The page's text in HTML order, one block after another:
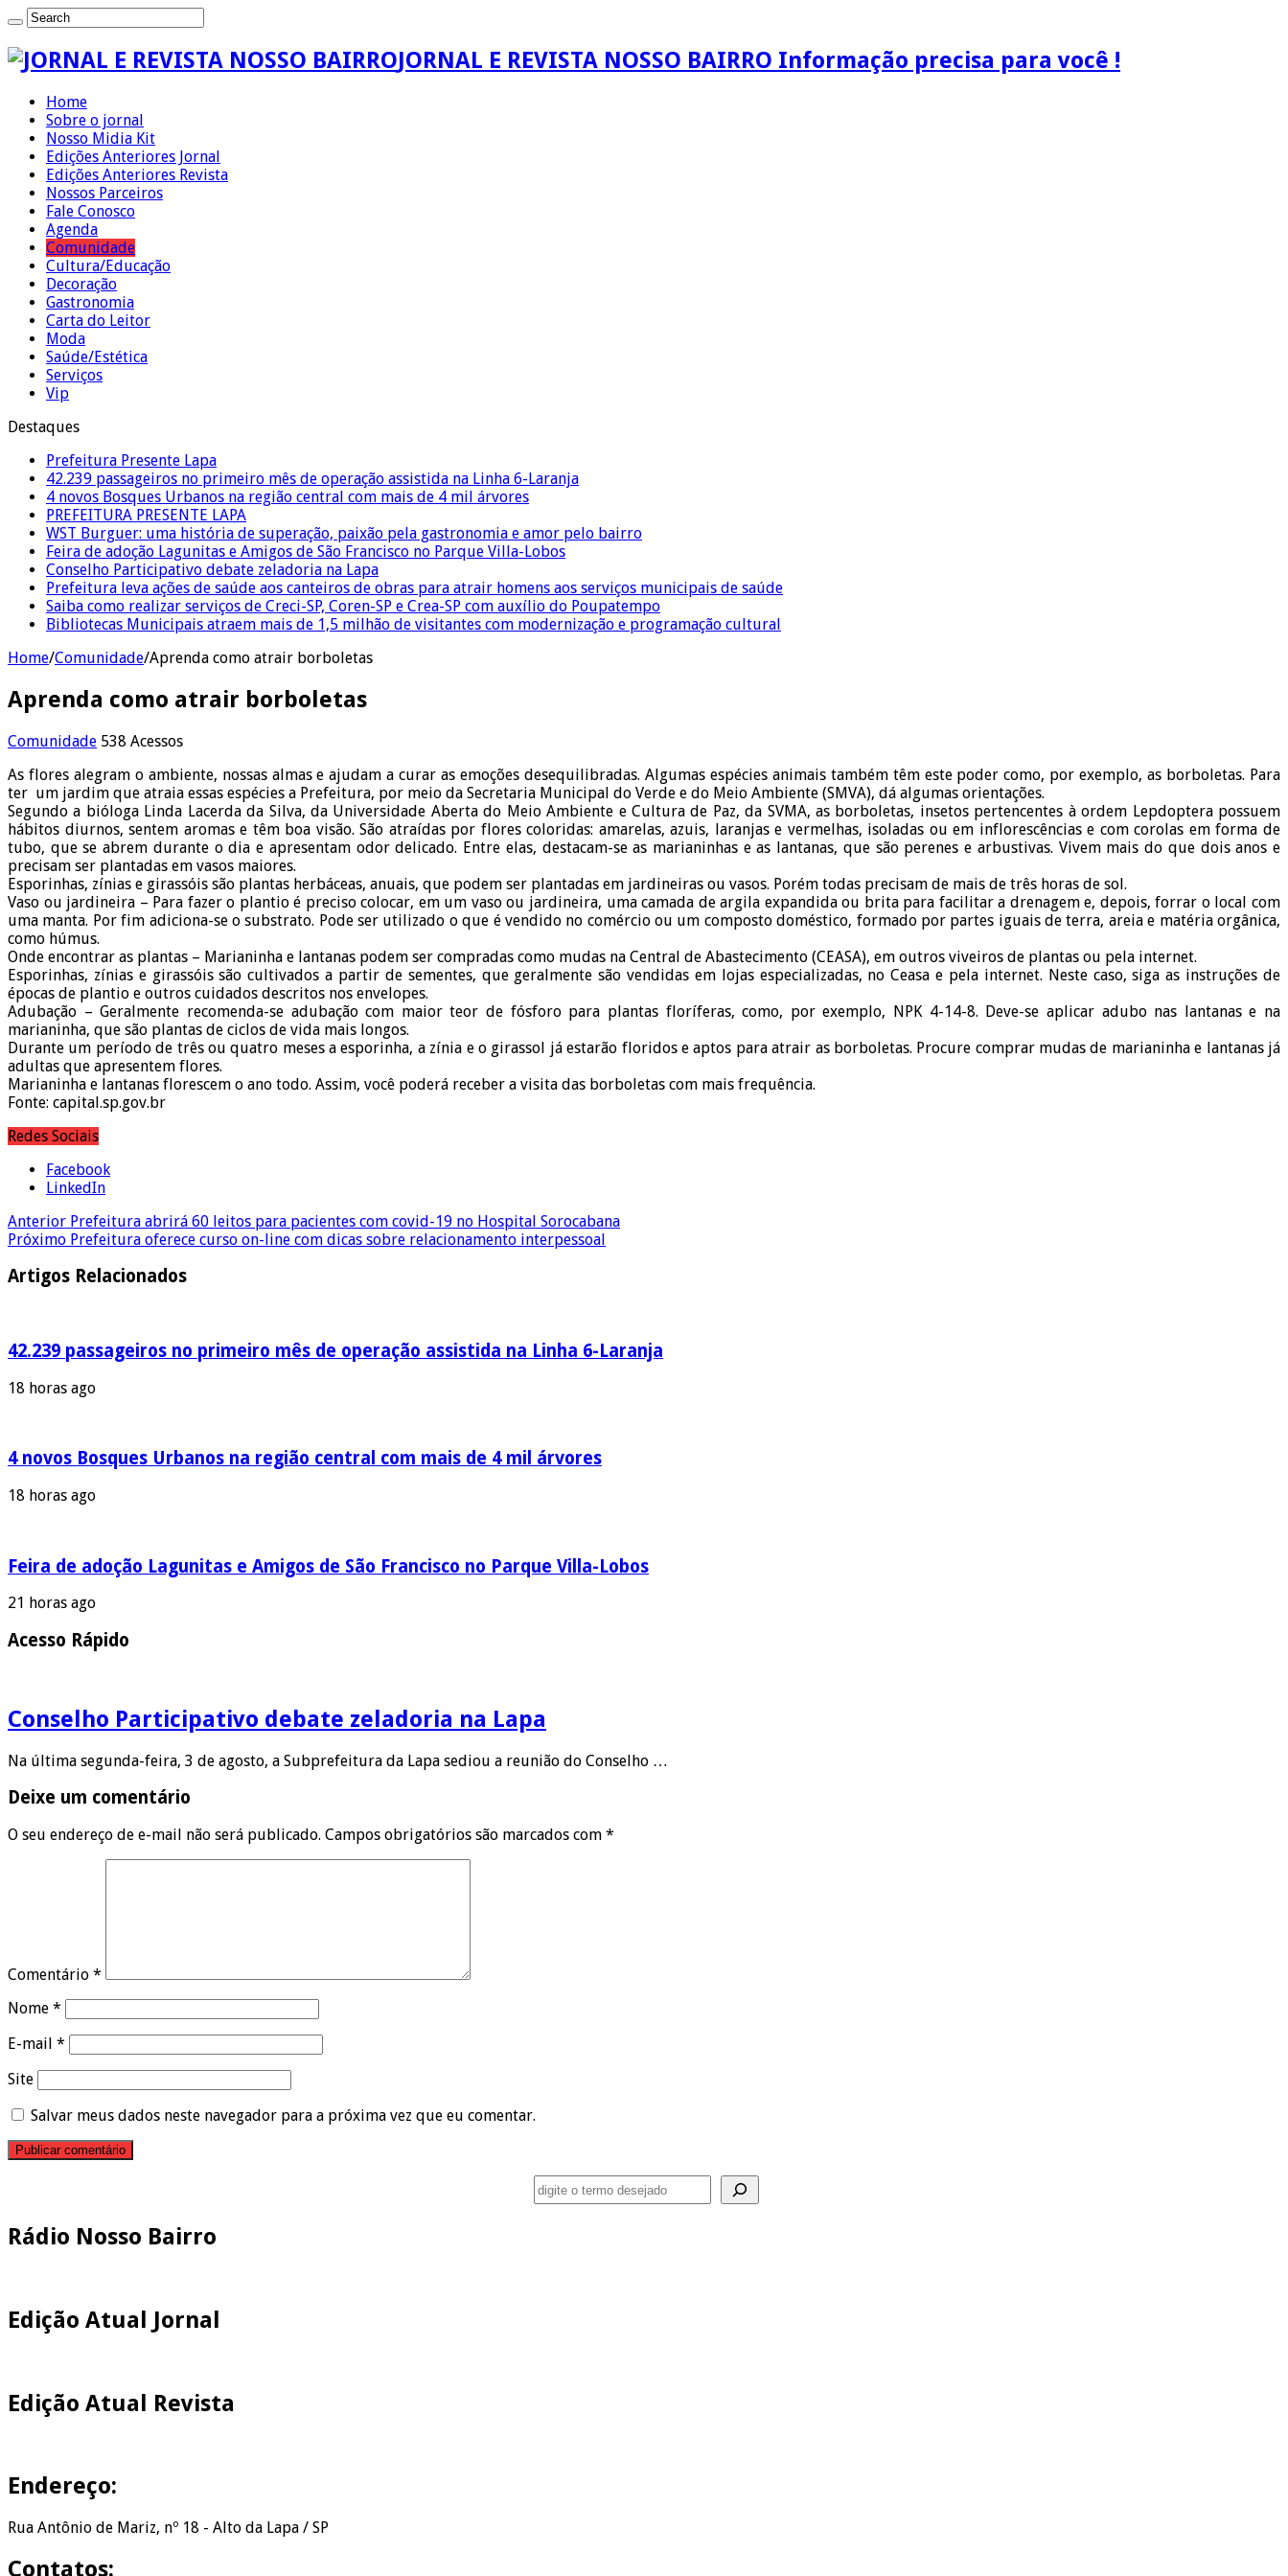
JORNAL E REVISTA NOSSO BAIRRO Informação precisa para você !
Home
Sobre o jornal
Nosso Midia Kit
Edições Anteriores Jornal
Edições Anteriores Revista
Nossos Parceiros
Fale Conosco
Agenda
Comunidade
Cultura/Educação
Decoração
Gastronomia
Carta do Leitor
Moda
Saúde/Estética
Serviços
Vip
Destaques
Prefeitura Presente Lapa
42.239 passageiros no primeiro mês de operação assistida na Linha 6-Laranja
4 novos Bosques Urbanos na região central com mais de 4 mil árvores
PREFEITURA PRESENTE LAPA
WST Burguer: uma história de superação, paixão pela gastronomia e amor pelo bairro
Feira de adoção Lagunitas e Amigos de São Francisco no Parque Villa-Lobos
Conselho Participativo debate zeladoria na Lapa
Prefeitura leva ações de saúde aos canteiros de obras para atrair homens aos serviços municipais de saúde
Saiba como realizar serviços de Creci-SP, Coren-SP e Crea-SP com auxílio do Poupatempo
Bibliotecas Municipais atraem mais de 1,5 milhão de visitantes com modernização e programação cultural
Home/Comunidade/Aprenda como atrair borboletas
Aprenda como atrair borboletas
Comunidade 538 Acessos
As flores alegram o ambiente, nossas almas e ajudam a curar as emoções desequilibradas. Algumas espécies animais também têm este poder como, por exemplo, as borboletas. Para
ter um jardim que atraia essas espécies a Prefeitura, por meio da Secretaria Municipal do Verde e do Meio Ambiente (SMVA), dá algumas orientações.
Segundo a bióloga Linda Lacerda da Silva, da Universidade Aberta do Meio Ambiente e Cultura de Paz, da SVMA, as borboletas, insetos pertencentes à ordem Lepdoptera possuem
hábitos diurnos, sentem aromas e têm boa visão. São atraídas por flores coloridas: amarelas, azuis, laranjas e vermelhas, isoladas ou em inflorescências e com corolas em forma de
tubo, que se abrem durante o dia e apresentam odor delicado. Entre elas, destacam-se as marianinhas e as lantanas, que são perenes e arbustivas. Vivem mais do que dois anos e
precisam ser plantadas em vasos maiores.
Esporinhas, zínias e girassóis são plantas herbáceas, anuais, que podem ser plantadas em jardineiras ou vasos. Porém todas precisam de mais de três horas de sol.
Vaso ou jardineira – Para fazer o plantio é preciso colocar, em um vaso ou jardineira, uma camada de argila expandida ou brita para facilitar a drenagem e, depois, forrar o local com
uma manta. Por fim adiciona-se o substrato. Pode ser utilizado o que é vendido no comércio ou um composto doméstico, formado por partes iguais de terra, areia e matéria orgânica,
como húmus.
Onde encontrar as plantas – Marianinha e lantanas podem ser compradas como mudas na Central de Abastecimento (CEASA), em outros viveiros de plantas ou pela internet.
Esporinhas, zínias e girassóis são cultivados a partir de sementes, que geralmente são vendidas em lojas especializadas, no Ceasa e pela internet. Neste caso, siga as instruções de
épocas de plantio e outros cuidados descritos nos envelopes.
Adubação – Geralmente recomenda-se adubação com maior teor de fósforo para plantas floríferas, como, por exemplo, NPK 4-14-8. Deve-se aplicar adubo nas lantanas e na
marianinha, que são plantas de ciclos de vida mais longos.
Durante um período de três ou quatro meses a esporinha, a zínia e o girassol já estarão floridos e aptos para atrair as borboletas. Procure comprar mudas de marianinha e lantanas já
adultas que apresentem flores.
Marianinha e lantanas florescem o ano todo. Assim, você poderá receber a visita das borboletas com mais frequência.
Fonte: capital.sp.gov.br
Redes Sociais
Facebook
LinkedIn
Anterior Prefeitura abrirá 60 leitos para pacientes com covid-19 no Hospital Sorocabana
Próximo Prefeitura oferece curso on-line com dicas sobre relacionamento interpessoal
Artigos Relacionados
42.239 passageiros no primeiro mês de operação assistida na Linha 6-Laranja
18 horas ago
4 novos Bosques Urbanos na região central com mais de 4 mil árvores
18 horas ago
Feira de adoção Lagunitas e Amigos de São Francisco no Parque Villa-Lobos
21 horas ago
Acesso Rápido
Conselho Participativo debate zeladoria na Lapa
Na última segunda-feira, 3 de agosto, a Subprefeitura da Lapa sediou a reunião do Conselho …
Deixe um comentário
O seu endereço de e-mail não será publicado. Campos obrigatórios são marcados com *
Comentário *
Nome *
E-mail *
Site
Salvar meus dados neste navegador para a próxima vez que eu comentar.
Rádio Nosso Bairro
Edição Atual Jornal
Edição Atual Revista
Endereço:
Rua Antônio de Mariz, nº 18 - Alto da Lapa / SP
Contatos: